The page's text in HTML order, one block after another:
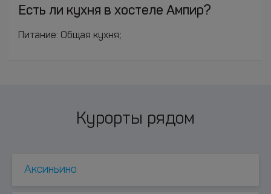
Есть ли кухня в хостеле Ампир?
Питание: Общая кухня;
Курорты рядом
Аксиньино